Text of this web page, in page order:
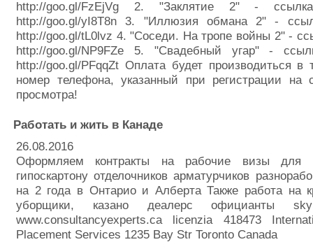
http://goo.gl/FzEjVg 2. "Заклятие 2" -
http://goo.gl/yI8T8n 3. "Иллюзия обмана 2" -
http://goo.gl/tL0lvz 4. "Соседи. На тропе войны 2" -
http://goo.gl/NP9FZe 5. "Свадебный угар" -
http://goo.gl/PFqqZt Оплата будет производиться в
номер телефона, указанный при регистрации на
просмотра!
Работать и жить в Канаде
26.08.2016
Оформляем контракты на рабочие визы для
гипоскартону отделочников арматурчиков
на 2 года в Онтарио и Алберта Также работа на
уборщики, казано деалерс официанты
www.consultancyexperts.ca licenzia 418473
Placement Services 1235 Bay Str Toronto Canada